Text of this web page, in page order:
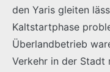
den Yaris gleiten
Kaltstartphase
Überlandbetrieb
Verkehr in der